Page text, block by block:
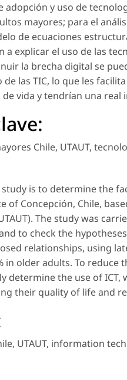
adopción y uso de
mayores; para el
de ecuaciones
a explicar el uso de las
la brecha digital se
las TIC, lo que les
vida y tendrían una real
Chile, UTAUT,
is to determine the
of Concepción, Chile,
The study was
to check the
relationships, using
in older adults. To
determine the use of
their quality of life and
, UTAUT, information